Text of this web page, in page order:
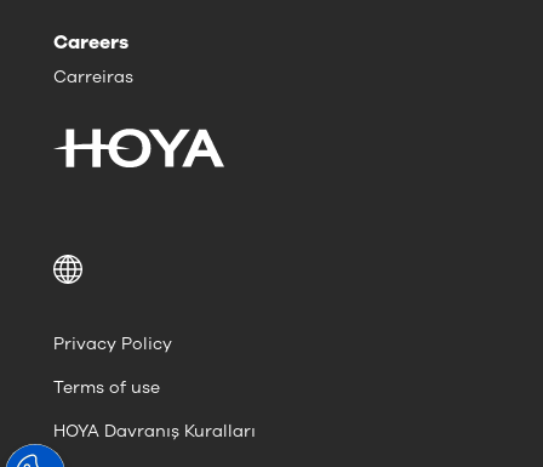
Careers
Carreiras
Privacy Policy
Terms of use
HOYA Davranış Kuralları